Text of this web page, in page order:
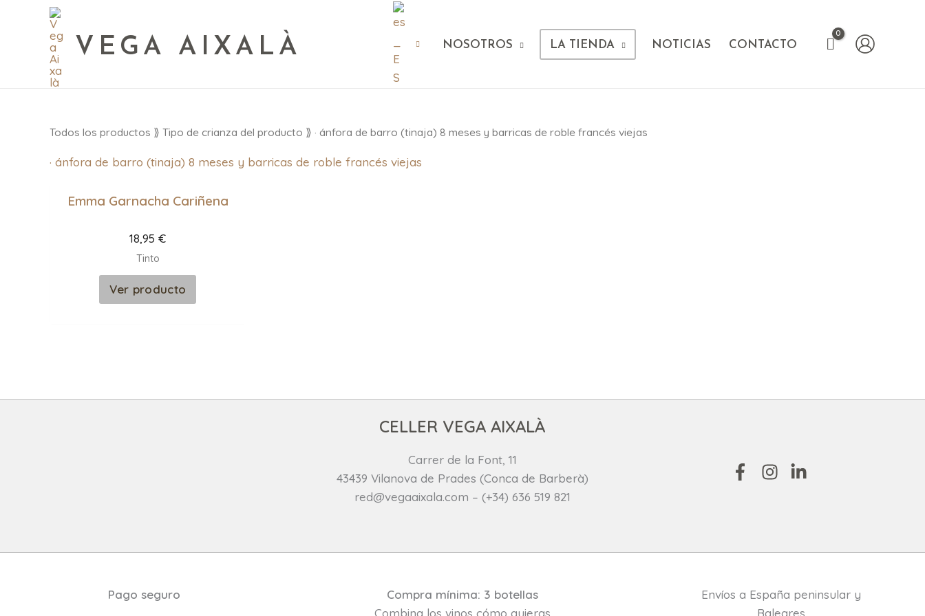
VEGA AIXALÀ NOSOTROS LA TIENDA NOTICIAS CONTACTO
Todos los productos ⟫ Tipo de crianza del producto ⟫ · ánfora de barro (tinaja) 8 meses y barricas de roble francés viejas
· ánfora de barro (tinaja) 8 meses y barricas de roble francés viejas
Emma Garnacha Cariñena
18,95 €
Tinto
Ver producto
CELLER VEGA AIXALÀ
Carrer de la Font, 11
43439 Vilanova de Prades (Conca de Barberà)
red@vegaaixala.com – (+34) 636 519 821
Pago seguro
Compra mínima: 3 botellas
Combina los vinos cómo quieras
Envíos a España peninsular y
Baleares